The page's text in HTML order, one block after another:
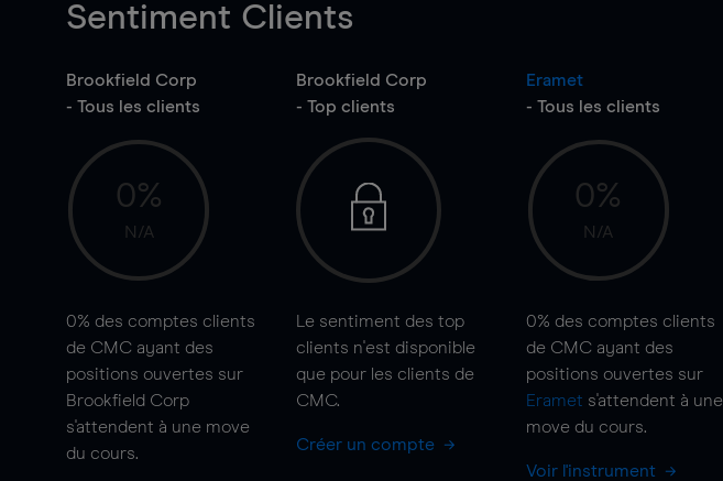
Sentiment Clients
Brookfield Corp
- Tous les clients
0%
N/A
0% des comptes clients
de CMC ayant des
positions ouvertes sur
Brookfield Corp
s'attendent à une move
du cours.
Brookfield Corp
- Top clients
Le sentiment des top
clients n'est disponible
que pour les clients de
CMC.
Créer un compte
Eramet
- Tous les clients
0%
N/A
0% des comptes clients
de CMC ayant des
positions ouvertes sur
Eramet s'attendent à une
move du cours.
Voir l'instrument